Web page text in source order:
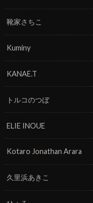
靴家さちこ
Kuminy
KANAE.T
トルコのつぼ
ELIE INOUE
Kotaro Jonathan Arara
久里浜あきこ